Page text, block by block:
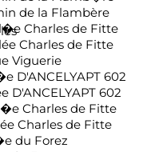
de la Flambère
Charles de Fitte
Charles de Fitte
Viguerie
D'ANCELYAPT 602
D'ANCELYAPT 602
Charles de Fitte
Charles de Fitte
du Forez